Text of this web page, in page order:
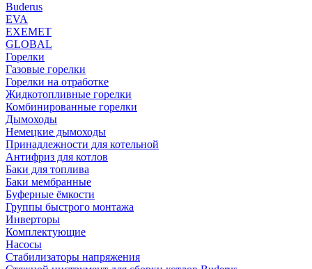
Buderus
EVA
EXEMET
GLOBAL
Горелки
Газовые горелки
Горелки на отработке
Жидкотопливные горелки
Комбинированные горелки
Дымоходы
Немецкие дымоходы
Принадлежности для котельной
Антифриз для котлов
Баки для топлива
Баки мембранные
Буферные ёмкости
Группы быстрого монтажа
Инверторы
Комплектующие
Насосы
Стабилизаторы напряжения